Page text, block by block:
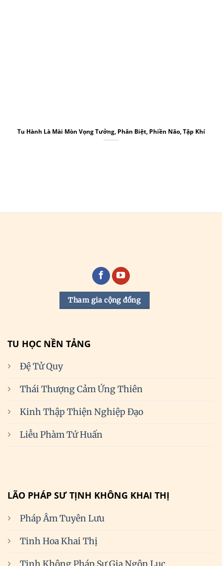
Tu Hành Là Mài Mòn Vọng Tưởng, Phân Biệt, Phiền Não, Tập Khí
Tham gia cộng đồng
TU HỌC NỀN TẢNG
Đệ Tử Quy
Thái Thượng Cảm Ứng Thiên
Kinh Thập Thiện Nghiệp Đạo
Liễu Phàm Tứ Huấn
LÃO PHÁP SƯ TỊNH KHÔNG KHAI THỊ
Pháp Âm Tuyên Lưu
Tinh Hoa Khai Thị